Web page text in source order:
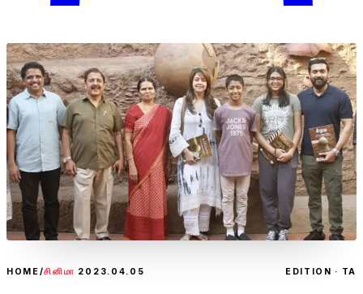
HOME/சினிமா 2023.04.05 EDITION · TA